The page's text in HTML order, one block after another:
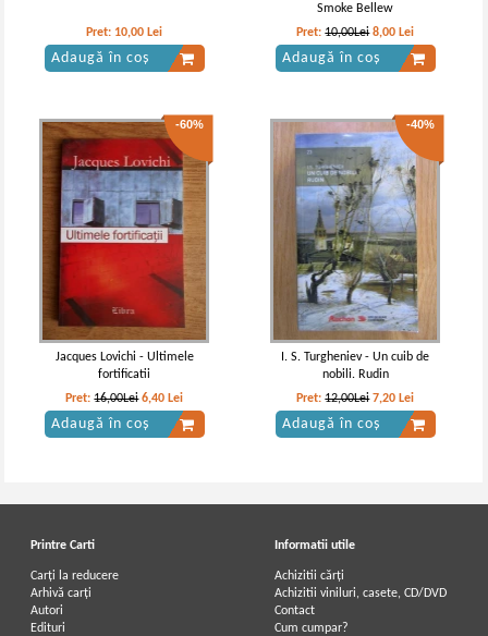
Pret: 10,00 Lei
Adaugă în coș
Smoke Bellew
Pret:10,00Lei 8,00 Lei
Adaugă în coș
-60%
Jacques Lovichi - Ultimele
fortificatii
Pret:16,00Lei 6,40 Lei
Adaugă în coș
-40%
I. S. Turgheniev - Un cuib de
nobili. Rudin
Pret:12,00Lei 7,20 Lei
Adaugă în coș
Printre Carti
Carți la reducere
Arhivă carți
Autori
Edituri
Informatii utile
Achizitii cărți
Achizitii viniluri, casete, CD/DVD
Contact
Cum cumpar?